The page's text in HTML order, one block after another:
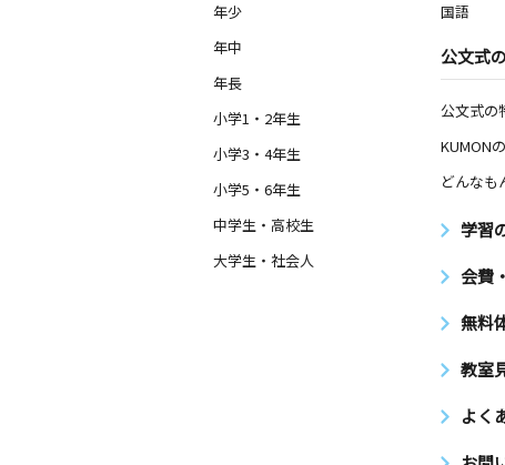
年少
年中
年長
小学1・2年生
小学3・4年生
小学5・6年生
中学生・高校生
大学生・社会人
国語
公文式
公文式の
KUMON
どんなも
学習
会費
無料
教室
よく